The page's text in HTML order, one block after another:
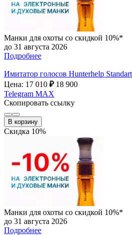
Манки для охоты со скидкой 10%*
до 31 августа 2026
Подробнее
Имитатор голосов Hunterhelp
Цена: 17 010 ₽ 18 900
Telegram MAX
Скопировать ссылку
В корзину
Скидка 10%
Манки для охоты со скидкой 10%*
до 31 августа 2026
Подробнее